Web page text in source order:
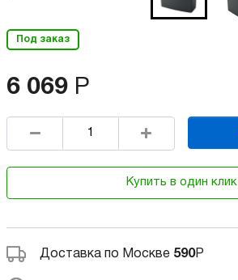
Под заказ
6 069 Р
Купить в один клик
Доставка по Москве 590Р